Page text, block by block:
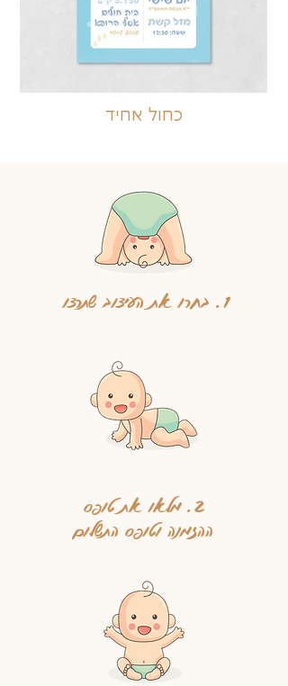
כחול אחיד
1. בחרו את העיצוב שתרצו
2. מלאו את טופס
ההזמנהוטופס התשלום